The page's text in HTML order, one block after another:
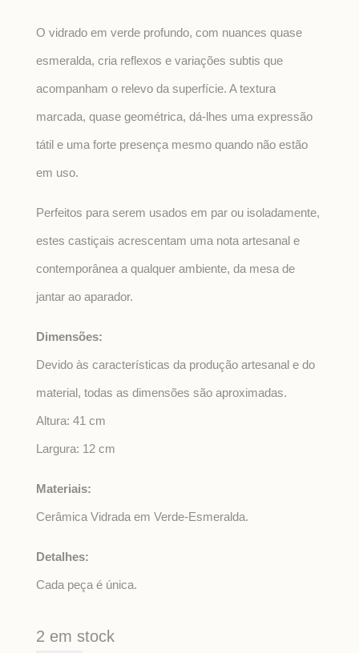
O vidrado em verde profundo, com nuances quase
esmeralda, cria reflexos e variações subtis que
acompanham o relevo da superfície. A textura
marcada, quase geométrica, dá-lhes uma expressão
tátil e uma forte presença mesmo quando não estão
em uso.
Perfeitos para serem usados em par ou isoladamente,
estes castiçais acrescentam uma nota artesanal e
contemporânea a qualquer ambiente, da mesa de
jantar ao aparador.
Dimensões:
Devido às características da produção artesanal e do
material, todas as dimensões são aproximadas.
Altura: 41 cm
Largura: 12 cm
Materiais:
Cerâmica Vidrada em Verde-Esmeralda.
Detalhes:
Cada peça é única.
2 em stock